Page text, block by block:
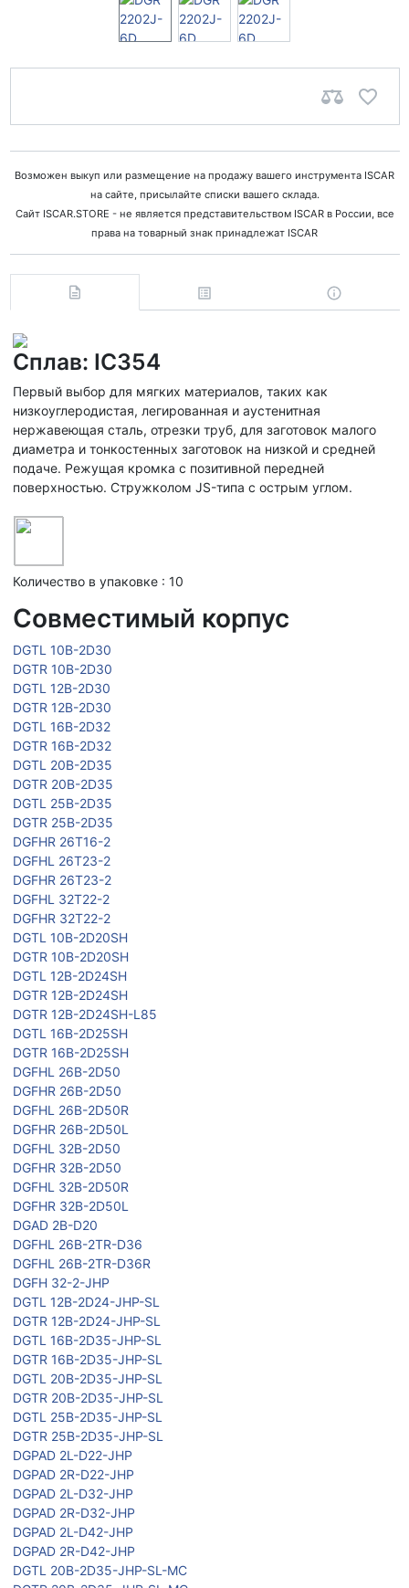
Возможен выкуп или размещение на продажу вашего инструмента ISCAR
на сайте, присылайте списки вашего склада.
Сайт ISCAR.STORE - не является представительством ISCAR в России, все
права на товарный знак принадлежат ISCAR
Сплав: IC354
Первый выбор для мягких материалов, таких как
низкоуглеродистая, легированная и аустенитная
нержавеющая сталь, отрезки труб, для заготовок малого
диаметра и тонкостенных заготовок на низкой и средней
подаче. Режущая кромка с позитивной передней
поверхностью. Стружколом JS-типа с острым углом.
Количество в упаковке : 10
Совместимый корпус
DGTL 10B-2D30
DGTR 10B-2D30
DGTL 12B-2D30
DGTR 12B-2D30
DGTL 16B-2D32
DGTR 16B-2D32
DGTL 20B-2D35
DGTR 20B-2D35
DGTL 25B-2D35
DGTR 25B-2D35
DGFHR 26T16-2
DGFHL 26T23-2
DGFHR 26T23-2
DGFHL 32T22-2
DGFHR 32T22-2
DGTL 10B-2D20SH
DGTR 10B-2D20SH
DGTL 12B-2D24SH
DGTR 12B-2D24SH
DGTR 12B-2D24SH-L85
DGTL 16B-2D25SH
DGTR 16B-2D25SH
DGFHL 26B-2D50
DGFHR 26B-2D50
DGFHL 26B-2D50R
DGFHR 26B-2D50L
DGFHL 32B-2D50
DGFHR 32B-2D50
DGFHL 32B-2D50R
DGFHR 32B-2D50L
DGAD 2B-D20
DGFHL 26B-2TR-D36
DGFHL 26B-2TR-D36R
DGFH 32-2-JHP
DGTL 12B-2D24-JHP-SL
DGTR 12B-2D24-JHP-SL
DGTL 16B-2D35-JHP-SL
DGTR 16B-2D35-JHP-SL
DGTL 20B-2D35-JHP-SL
DGTR 20B-2D35-JHP-SL
DGTL 25B-2D35-JHP-SL
DGTR 25B-2D35-JHP-SL
DGPAD 2L-D22-JHP
DGPAD 2R-D22-JHP
DGPAD 2L-D32-JHP
DGPAD 2R-D32-JHP
DGPAD 2L-D42-JHP
DGPAD 2R-D42-JHP
DGTL 20B-2D35-JHP-SL-MC